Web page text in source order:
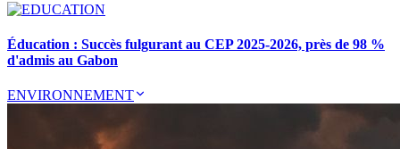
Éducation : Succès fulgurant au CEP 2025-2026, près de 98 %
d'admis au Gabon
ENVIRONNEMENT